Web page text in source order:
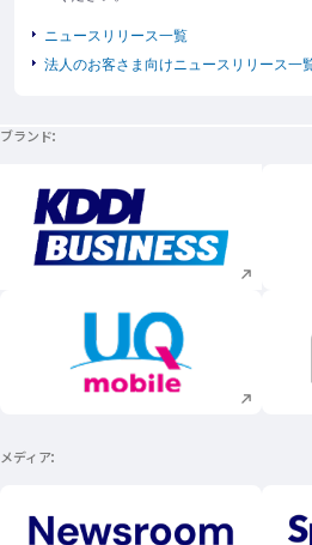
ニュースリリース一覧
法人のお客さま向けニュースリリース一
ブランド
新規ウィンドウで開く
新規ウィンドウで開く
メディア